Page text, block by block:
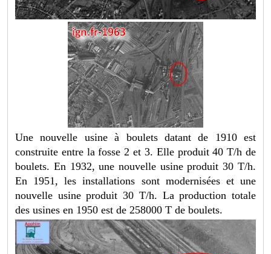
Une nouvelle usine à boulets datant de 1910 est
construite entre la fosse 2 et 3. Elle produit 40 T/h de
boulets. En 1932, une nouvelle usine produit 30 T/h.
En 1951, les installations sont modernisées et une
nouvelle usine produit 30 T/h. La production totale
des usines en 1950 est de 258000 T de boulets.